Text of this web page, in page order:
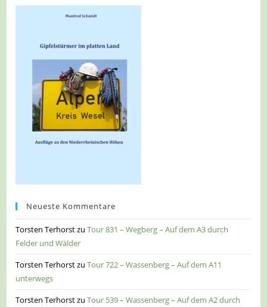
Neueste Kommentare
Torsten TerhorstzuTour 831 – Wegberg – Auf dem A3 durch
Felder und Wälder
Torsten TerhorstzuTour 722 – Wassenberg – Auf dem A11
unterwegs
Torsten TerhorstzuTour 539 – Wassenberg – Auf dem A2 durch